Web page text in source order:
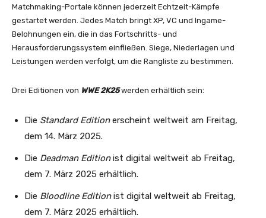
Matchmaking-Portale können jederzeit Echtzeit-Kämpfe
gestartet werden. Jedes Match bringt XP, VC und Ingame-
Belohnungen ein, die in das Fortschritts- und
Herausforderungssystem einfließen. Siege, Niederlagen und
Leistungen werden verfolgt, um die Rangliste zu bestimmen.
Drei Editionen von WWE 2K25werden erhältlich sein:
Die Standard Editionerscheint weltweit am Freitag,
dem 14. März 2025.
Die Deadman Editionist digital weltweit ab Freitag,
dem 7. März 2025 erhältlich.
Die Bloodline Editionist digital weltweit ab Freitag,
dem 7. März 2025 erhältlich.